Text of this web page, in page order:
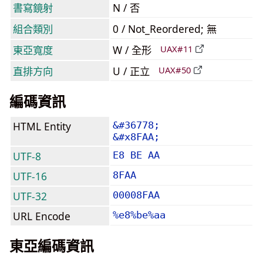
書寫鏡射
N / 否
組合類別
0 / Not_Reordered; 無
東亞寬度
W / 全形 UAX#11
直排方向 U / 正立 UAX#50
編碼資訊
HTML Entity
&#36778;
&#x8FAA;
UTF-8 E8 BE AA
UTF-16 8FAA
UTF-32 00008FAA
URL Encode %e8%be%aa
東亞編碼資訊